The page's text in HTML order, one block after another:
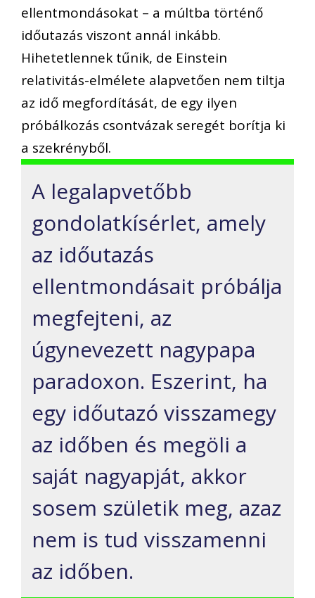
ellentmondásokat – a múltba történő
időutazás viszont annál inkább.
Hihetetlennek tűnik, de Einstein
relativitás-elmélete alapvetően nem tiltja
az idő megfordítását, de egy ilyen
próbálkozás csontvázak seregét borítja ki
a szekrényből.
A legalapvetőbb
gondolatkísérlet, amely
az időutazás
ellentmondásait próbálja
megfejteni, az
úgynevezett nagypapa
paradoxon. Eszerint, ha
egy időutazó visszamegy
az időben és megöli a
saját nagyapját, akkor
sosem születik meg, azaz
nem is tud visszamenni
az időben.